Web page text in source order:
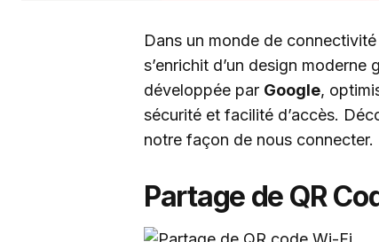
Dans un monde de
s’enrichit d’un design moderne
développée par Google,
sécurité et facilité d’accès.
notre façon de nous connecter.
Partage de QR